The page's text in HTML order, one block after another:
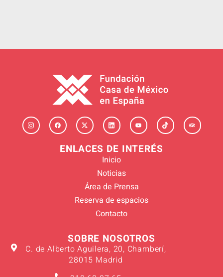
ENLACES DE INTERÉS
Inicio
Noticias
Área de Prensa
Reserva de espacios
Contacto
SOBRE NOSOTROS
C. de Alberto Aguilera, 20, Chamberí,
28015 Madrid